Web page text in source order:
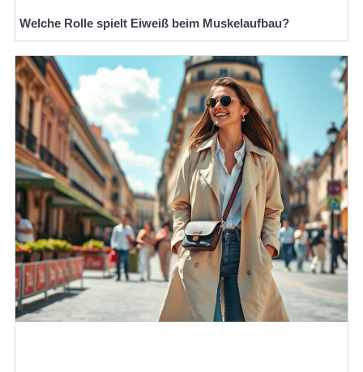
Welche Rolle spielt Eiweiß beim Muskelaufbau?